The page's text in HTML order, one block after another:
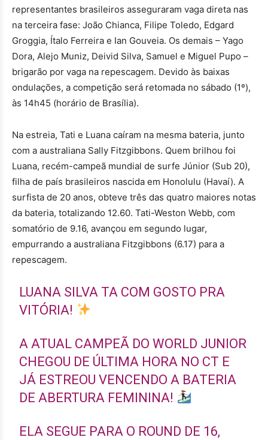
representantes brasileiros asseguraram vaga direta nas
na terceira fase: João Chianca, Filipe Toledo, Edgard
Groggia, Ítalo Ferreira e Ian Gouveia. Os demais – Yago
Dora, Alejo Muniz, Deivid Silva, Samuel e Miguel Pupo –
brigarão por vaga na repescagem. Devido às baixas
ondulações, a competição será retomada no sábado (1º),
às 14h45 (horário de Brasília).
Na estreia, Tati e Luana caíram na mesma bateria, junto
com a australiana Sally Fitzgibbons. Quem brilhou foi
Luana, recém-campeã mundial de surfe Júnior (Sub 20),
filha de país brasileiros nascida em Honolulu (Havaí). A
surfista de 20 anos, obteve três das quatro maiores notas
da bateria, totalizando 12.60. Tati-Weston Webb, com
somatório de 9.16, avançou em segundo lugar,
empurrando a australiana Fitzgibbons (6.17) para a
repescagem.
LUANA SILVA TA COM GOSTO PRA
VITÓRIA!
A ATUAL CAMPEÃ DO WORLD JUNIOR
CHEGOU DE ÚLTIMA HORA NO CT E
JÁ ESTREOU VENCENDO A BATERIA
DE ABERTURA FEMININA!
ELA SEGUE PARA O ROUND DE 16,